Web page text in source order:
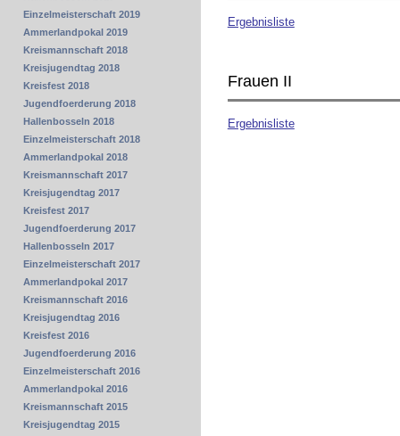
Ergebnisliste
Frauen II
Ergebnisliste
Einzelmeisterschaft 2019
Ammerlandpokal 2019
Kreismannschaft 2018
Kreisjugendtag 2018
Kreisfest 2018
Jugendfoerderung 2018
Hallenbosseln 2018
Einzelmeisterschaft 2018
Ammerlandpokal 2018
Kreismannschaft 2017
Kreisjugendtag 2017
Kreisfest 2017
Jugendfoerderung 2017
Hallenbosseln 2017
Einzelmeisterschaft 2017
Ammerlandpokal 2017
Kreismannschaft 2016
Kreisjugendtag 2016
Kreisfest 2016
Jugendfoerderung 2016
Einzelmeisterschaft 2016
Ammerlandpokal 2016
Kreismannschaft 2015
Kreisjugendtag 2015